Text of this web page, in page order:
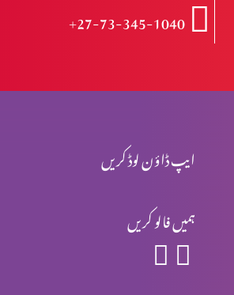
+27-73-345-1040
ایپ ڈاؤن لوڈ کریں
ہمیں فالو کریں